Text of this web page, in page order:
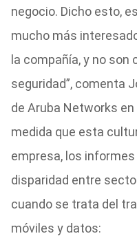
negocio. Dicho esto,
mucho más
la compañía, y no
seguridad”, comenta
de Aruba Networks en
medida que esta
empresa, los
disparidad entre
cuando se trata del
móviles y datos: